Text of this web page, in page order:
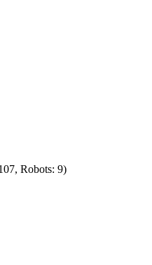
Robots: 9)